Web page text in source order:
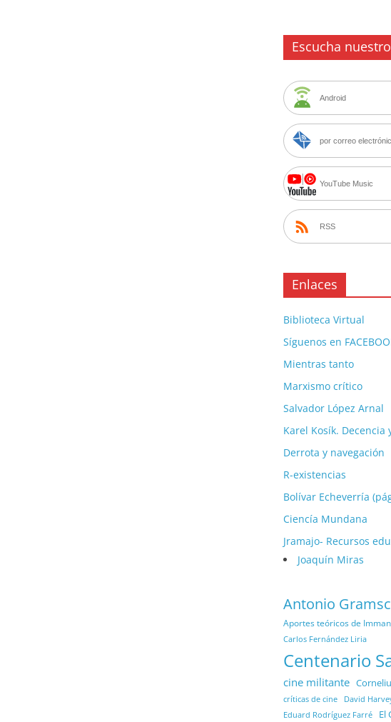
Escucha
Android
por correo
YouTube Music
RSS
Enlaces
Biblioteca Virtual
Síguenos en
Mientras tanto
Marxismo crítico
Salvador López Arnal
Karel Kosík. Decencia
Derrota y navegación
R-existencias
Bolívar Echeverría
Ciencía Mundana
Jramajo- Recursos
Joaquín Miras
Antonio
Aportes teóricos de
Carlos Fernández Liria
Centenario
cine militante
críticas de cine David
Eduard Rodríguez Farré El